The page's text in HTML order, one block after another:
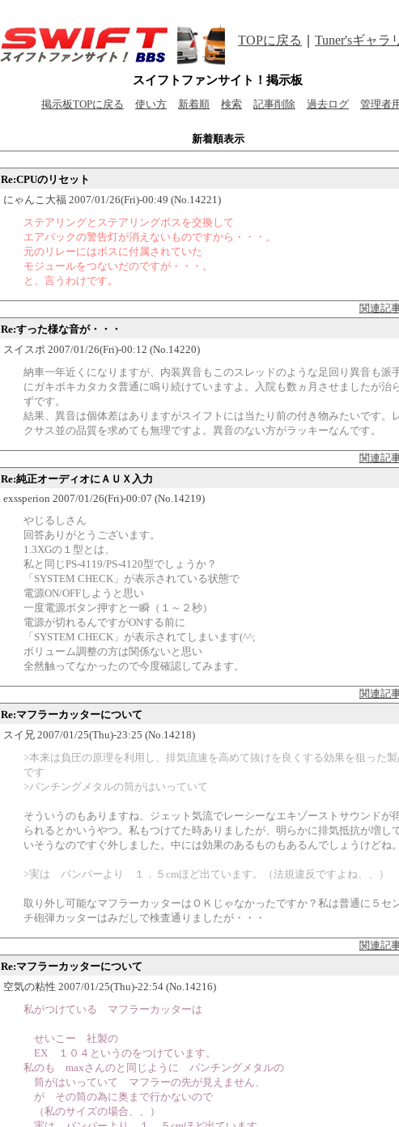
TOPに戻る Tuner'sギャラ
スイフトファンサイト！掲示板
掲示板TOPに戻る 使い方 新着順 検索 記事削除 過去ログ 管理者
新着順表示
Re:CPUのリセット
にゃんこ大福 2007/01/26(Fri)-00:49 (No.14221)
ステアリングとステアリングボスを交換して
エアバックの警告灯が消えないものですから・・・。
元のリレーにはボスに付属されていた
モジュールをつないだのですが・・・。
と、言うわけです。
関連記
Re:すった様な音が・・・
スイスポ 2007/01/26(Fri)-00:12 (No.14220)
納車一年近くになりますが、内装異音もこのスレッドのような足回り異音も派
にガキボキカタカタ普通に鳴り続けていますよ。入院も数ヵ月させましたが治
ずです。
結果、異音は個体差はありますがスイフトには当たり前の付き物みたいです。
クサス並の品質を求めても無理ですよ。異音のない方がラッキーなんです。
関連記
Re:純正オーディオにＡＵＸ入力
exssperion 2007/01/26(Fri)-00:07 (No.14219)
やじるしさん
回答ありがとうございます。
1.3XGの１型とは、
私と同じPS-4119/PS-4120型でしょうか？
「SYSTEM CHECK」が表示されている状態で
電源ON/OFFしようと思い
一度電源ボタン押すと一瞬（１～２秒）
電源が切れるんですがONする前に
「SYSTEM CHECK」が表示されてしまいます(^^;
ボリューム調整の方は関係ないと思い
全然触ってなかったので今度確認してみます。
関連記
Re:マフラーカッターについて
スイ兄 2007/01/25(Thu)-23:25 (No.14218)
>本来は負圧の原理を利用し、排気流速を高めて抜けを良くする効果を狙った製
です
>パンチングメタルの筒がはいっていて
そういうのもありますね、ジェット気流でレーシーなエキゾーストサウンドが
られるとかいうやつ。私もつけてた時ありましたが、明らかに排気抵抗が増し
いそうなのですぐ外しました。中には効果のあるものもあるんでしょうけどね。
>実は バンパーより １．５cmほど出ています。（法規違反ですよね、、）
取り外し可能なマフラーカッターはＯＫじゃなかったですか？私は普通に５セ
チ砲弾カッターはみだしで検査通りましたが・・・
関連記
Re:マフラーカッターについて
空気の粘性 2007/01/25(Thu)-22:54 (No.14216)
私がつけている マフラーカッターは
せいこー 社製の
EX １０４というのをつけています。
私のも maxさんのと同じように パンチングメタルの
筒がはいっていて マフラーの先が見えません、
が その筒の為に奥まで行かないので
（私のサイズの場合、、）